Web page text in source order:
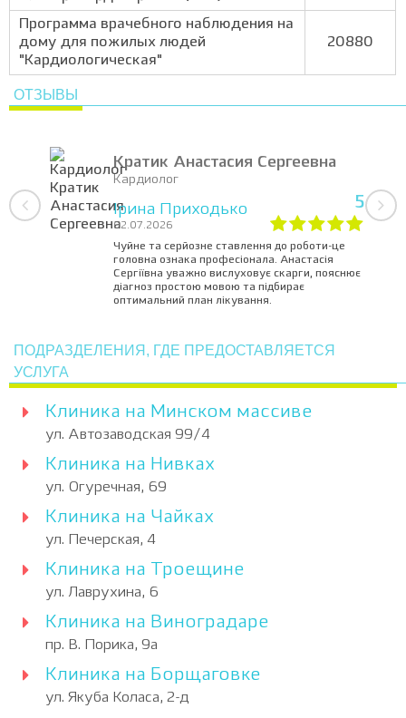
Программа врачебного наблюдения на
дому для пожилых людей
"Кардиологическая"
20880
ОТЗЫВЫ
Кратик Анастасия Сергеевна
Кардиолог
Ірина Приходько
02.07.2026
5
Чуйне та серйозне ставлення до роботи-це
головна ознака професіонала. Анастасія
Сергіївна уважно вислуховує скарги, пояснює
діагноз простою мовою та підбирає
оптимальний план лікування.
ПОДРАЗДЕЛЕНИЯ, ГДЕ ПРЕДОСТАВЛЯЕТСЯ
УСЛУГА
Клиника на Минском массиве
ул. Автозаводская 99/4
Клиника на Нивках
ул. Огуречная, 69
Клиника на Чайках
ул. Печерская, 4
Клиника на Троещине
ул. Лаврухина, 6
Клиника на Виноградаре
пр. В. Порика, 9а
Клиника на Борщаговке
ул. Якуба Коласа, 2-д